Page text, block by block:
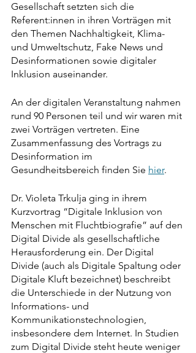
Gesellschaft setzten sich die
Referent:innen in ihren Vorträgen mit
den Themen Nachhaltigkeit, Klima-
und Umweltschutz, Fake News und
Desinformationen sowie digitaler
Inklusion auseinander.
An der digitalen Veranstaltung nahmen
rund 90 Personen teil und wir waren mit
zwei Vorträgen vertreten. Eine
Zusammenfassung des Vortrags zu
Desinformation im
Gesundheitsbereich finden Sie hier.
Dr. Violeta Trkulja ging in ihrem
Kurzvortrag “Digitale Inklusion von
Menschen mit Fluchtbiografie” auf den
Digital Divide als gesellschaftliche
Herausforderung ein. Der Digital
Divide (auch als Digitale Spaltung oder
Digitale Kluft bezeichnet) beschreibt
die Unterschiede in der Nutzung von
Informations- und
Kommunikationstechnologien,
insbesondere dem Internet. In Studien
zum Digital Divide steht heute weniger